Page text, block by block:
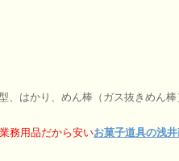
、はかり、めん棒（ガス抜きめん
業務用品だから安いお菓子道具の浅